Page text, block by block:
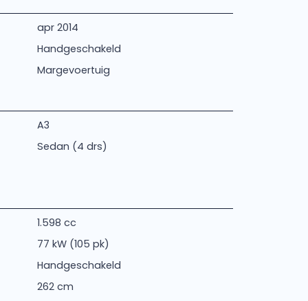
apr 2014
Handgeschakeld
Margevoertuig
A3
Sedan (4 drs)
1.598 cc
77 kW (105 pk)
Handgeschakeld
262 cm